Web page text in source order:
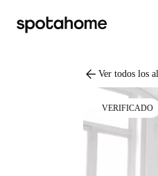
arrow_back Ver todos los
VERIFICADO